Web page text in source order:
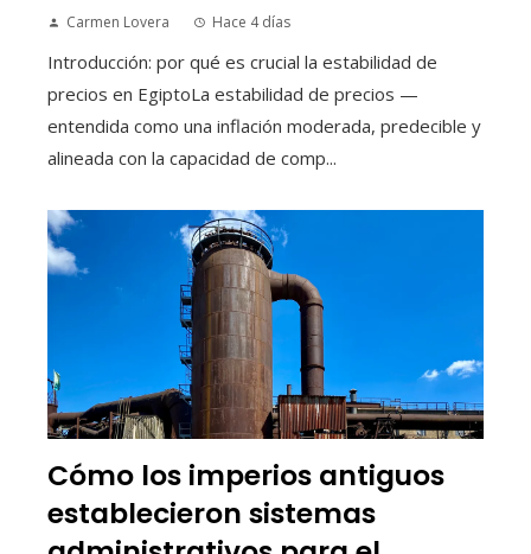
Carmen Lovera Hace 4 días
Introducción: por qué es crucial la estabilidad de
precios en EgiptoLa estabilidad de precios —
entendida como una inflación moderada, predecible y
alineada con la capacidad de comp...
Cómo los imperios antiguos
establecieron sistemas